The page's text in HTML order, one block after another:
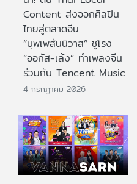
Content ส่งออกศิลปิน
ไทยสู่ตลาดจีน
“บุพเพสันนิวาส” ชูโรง
“ออกัส-เล้ง” ทำเพลงจีน
ร่วมกับ Tencent Music
4 กรกฎาคม 2026